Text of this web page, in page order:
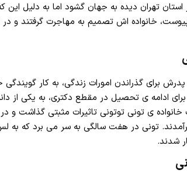
استان تهران دیده به جهان گشود اما به دلیل این
خانواده اش تصمیم به مهاجرت گرفتند و
برای گذراندن امورات زندگی، به کار
ادامه ی تحصیل در مقطع دکتری، به یکی از
ی تونی توتونی تاثیرات مثبتی گذاشت و
تونی در هفت سالگی به سر می برد که به
شدند.